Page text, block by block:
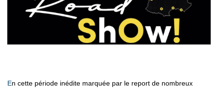
En cette période inédite marquée par le report de nombreux